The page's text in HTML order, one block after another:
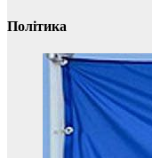
Політика